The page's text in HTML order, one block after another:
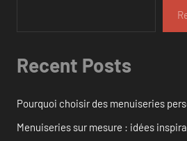
Recent Posts
Pourquoi choisir des menuiseries
Menuiseries sur mesure : idées